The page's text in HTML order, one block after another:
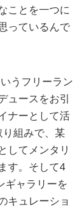
ことを一つに
っているんで
いうフリーラン
ュースをお引
ナーとして活
組みで、某
してメンタリ
す。そして4
ギャラリーを
キュレーショ